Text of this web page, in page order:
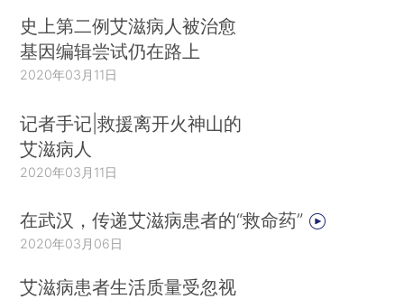
史上第二例艾滋病人被治愈
基因编辑尝试仍在路上
2020年03月11日
记者手记|救援离开火神山的
艾滋病人
2020年03月11日
在武汉，传递艾滋病患者的“救命药”
2020年03月06日
艾滋病患者生活质量受忽视